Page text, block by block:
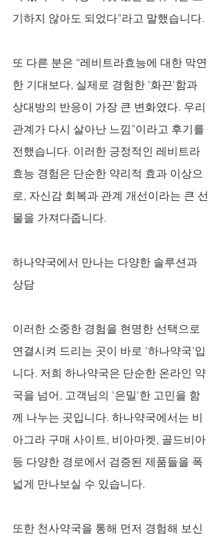
기하지 않아도 되었다”라고 말했습니다.
또 다른 분은 “레비트라효능에 대한 막연
한 기대보다, 실제로 경험한 '화끈'함과
상대방의 반응이 가장 큰 변화였다. 우리
관계가 다시 살아난 느낌”이라고 후기를
전했습니다. 이러한 긍정적인 레비트라
효능 경험은 단순한 약리적 효과 이상으
로, 자신감 회복과 관계 개선이라는 큰 선
물을 가져다줍니다.
하나약국에서 만나는 다양한 솔루션과
상담
이러한 소중한 경험을 현명한 선택으로
연결시켜 드리는 곳이 바로 '하나약국'입
니다. 저희 하나약국은 단순한 온라인 약
국을 넘어, 고객님의 '은밀'한 고민을 함
께 나누는 곳입니다. 하나약국에서는 비
아그라 구매 사이트, 비아마켓, 골드비아
등 다양한 경로에서 검증된 제품들을 폭
넓게 만나보실 수 있습니다.
또한 천사약국을 통해 먼저 경험해 보신